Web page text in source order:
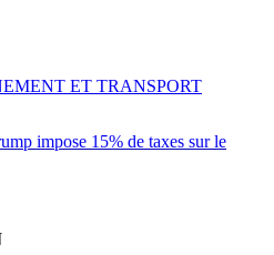
impose 15% de taxes sur le
ET TRANSPORT